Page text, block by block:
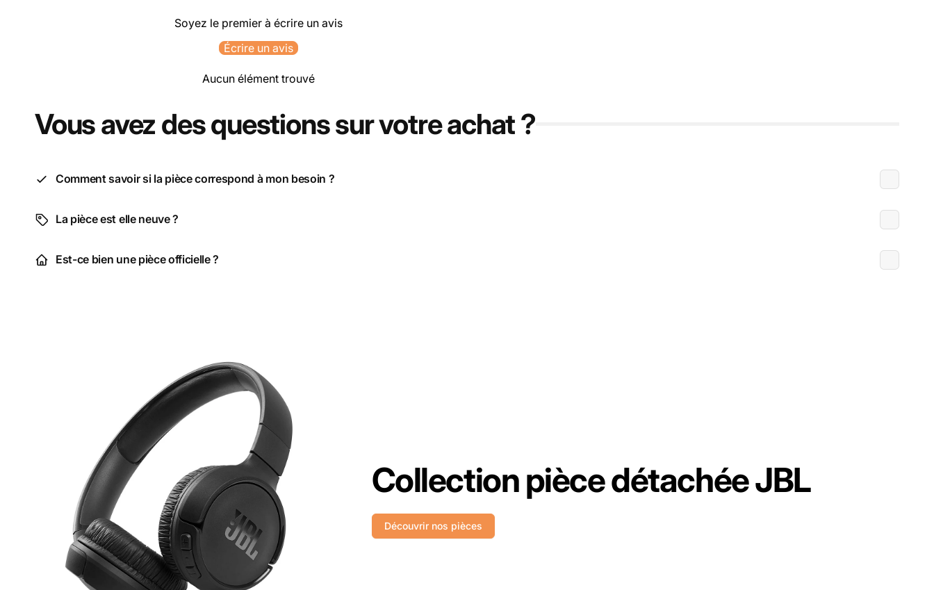
Soyez le premier à écrire un avis
Écrire un avis
Aucun élément trouvé
Vous avez des questions sur votre achat ?
Comment savoir si la pièce correspond à mon besoin ?
La pièce est elle neuve ?
Est-ce bien une pièce officielle ?
Collection pièce détachée JBL
Découvrir nos pièces